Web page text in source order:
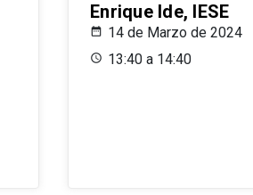
Enrique Ide, IESE
14 de Marzo de 2024
13:40 a 14:40